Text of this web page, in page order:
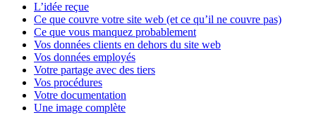
L’idée reçue
Ce que couvre votre site web (et ce qu’il ne couvre pas)
Ce que vous manquez probablement
Vos données clients en dehors du site web
Vos données employés
Votre partage avec des tiers
Vos procédures
Votre documentation
Une image complète